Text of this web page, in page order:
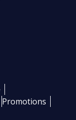
Promotions